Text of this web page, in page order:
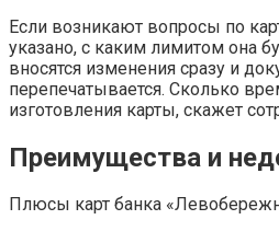
Если возникают вопросы по
указано, с каким лимитом она
вносятся изменения сразу и
перепечатывается. Сколько
изготовления карты, скажет
Преимущества и
Плюсы карт банка